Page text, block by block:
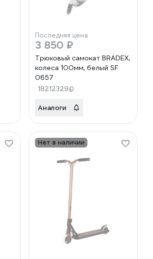
Последняя цена
3 850 ₽
Трюковый самокат BRADEX,
колеса 100мм, белый SF
0657
18212329
Аналоги
Нет в наличии